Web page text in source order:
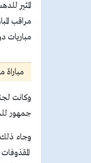
المثير
مراقب
مباريات
جمهور
وجاء ذلك